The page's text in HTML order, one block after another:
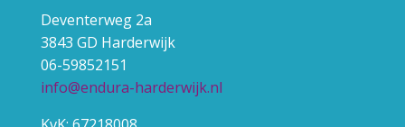
Deventerweg 2a
3843 GD Harderwijk
06-59852151
info@endura-harderwijk.nl